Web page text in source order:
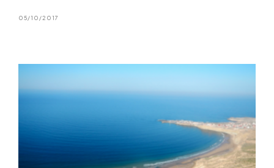
05/10/2017